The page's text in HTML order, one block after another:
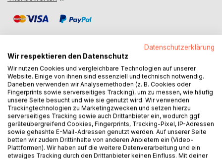
BESCHREIBUNG
Manchmal muss man einfach weg, egal wo hin,
Hauptsache Sylt...
AUTOR/IN
Datenschutzerklärung
Wir respektieren den Datenschutz
Wir nutzen Cookies und vergleichbare Technologien auf unserer
Website. Einige von ihnen sind essenziell und technisch notwendig.
Daneben verwenden wir Analysemethoden (z. B. Cookies oder
Fingerprints sowie serverseitiges Tracking), um zu messen, wie häufig
unsere Seite besucht und wie sie genutzt wird. Wir verwenden
Trackingtechnologien zu Marketingzwecken und setzen hierzu
serverseitiges Tracking sowie auch Drittanbieter ein, wodurch ggf.
geräteübergreifend Cookies, Fingerprints, Tracking-Pixel, IP-Adressen
sowie gehashte E-Mail-Adressen genutzt werden. Auf unserer Seite
betten wir zudem Drittinhalte von anderen Anbietern ein (Video-
Plattformen). Wir haben auf die weitere Datenverarbeitung und ein
etwaiges Tracking durch den Drittanbieter keinen Einfluss. Mit deiner